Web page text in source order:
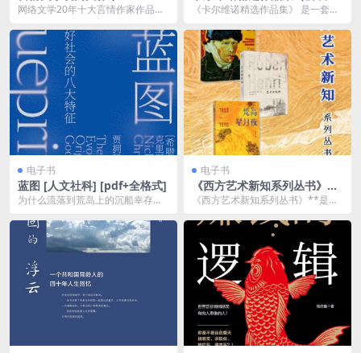
品合集 精心整理稀缺资源
网络文学20年十大言情作家作品，
作家及其杰作。这些...
册） [ 套装合集] [pdf+全格式]
《卡尔维诺精选作品集》 是一套汇
lo Cal...
电子书
蓝图 [ 人文社科] [pdf+全格式]
为什么流落到荒岛上的沉船幸存
建设乌托邦社会的尝试大...
电子书
《西方艺术新知系列丛书》套
装共3册 走入西方艺术理论殿
《西方艺术新知系列丛书》**是一
书籍套装，旨在帮助...